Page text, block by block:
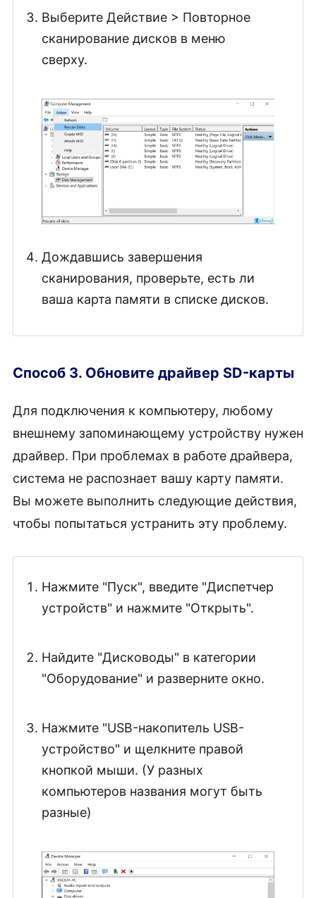
Выберите Действие > Повторное
сканирование дисков в меню
сверху.
Дождавшись завершения
сканирования, проверьте, есть ли
ваша карта памяти в списке дисков.
Способ 3. Обновите драйвер SD-карты
Для подключения к компьютеру, любому
внешнему запоминающему устройству нужен
драйвер. При проблемах в работе драйвера,
система не распознает вашу карту памяти.
Вы можете выполнить следующие действия,
чтобы попытаться устранить эту проблему.
Нажмите "Пуск", введите "Диспетчер
устройств" и нажмите "Открыть".
Найдите "Дисководы" в категории
"Оборудование" и разверните окно.
Нажмите "USB-накопитель USB-
устройство" и щелкните правой
кнопкой мыши. (У разных
компьютеров названия могут быть
разные)